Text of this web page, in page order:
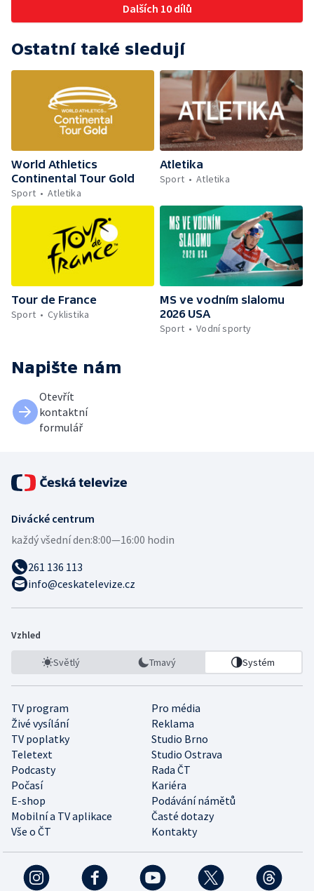
Dalších 10 dílů
Ostatní také sledují
World Athletics
Continental Tour Gold
Sport
Atletika
Atletika
Sport
Atletika
Tour de France
Sport
Cyklistika
MS ve vodním slalomu
2026 USA
Sport
Vodní sporty
Napište nám
Otevřít
kontaktní
formulář
Divácké centrum
každý všední den:8:00—16:00 hodin
261 136 113
info@ceskatelevize.cz
Vzhled
Světlý Tmavý Systém
TV program
Pro média
Živé vysílání
Reklama
TV poplatky
Studio Brno
Teletext
Studio Ostrava
Podcasty
Rada ČT
Počasí
Kariéra
E-shop
Podávání námětů
Mobilní a TV aplikace
Časté dotazy
Vše o ČT
Kontakty